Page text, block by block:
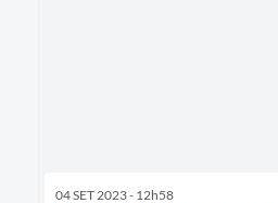
04 SET 2023 - 12h58